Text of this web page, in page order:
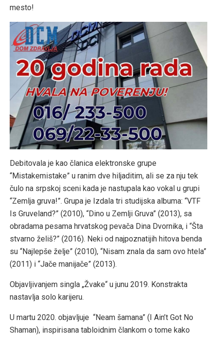
mesto!
Debitovala je kao članica elektronske grupe
“Mistakemistake” u ranim dve hiljaditim, ali se za nju tek
čulo na srpskoj sceni kada je nastupala kao vokal u grupi
“Zemlja gruva!”. Grupa je Izdala tri studijska albuma: “VTF
Is Gruveland?” (2010), “Dino u Zemlji Gruva” (2013), sa
obradama pesama hrvatskog pevača Dina Dvornika, i “Šta
stvarno želiš?” (2016). Neki od najpoznatijih hitova benda
su “Najlepše želje” (2010), “Nisam znala da sam ovo htela”
(2011) i “Jače manijače” (2013).
Objavljivanjem singla „Žvake“ u junu 2019. Konstrakta
nastavlja solo karijeru.
U martu 2020. objavljuje “Neam šamana” (I Ain’t Got No
Shaman), inspirisana tabloidnim člankom o tome kako